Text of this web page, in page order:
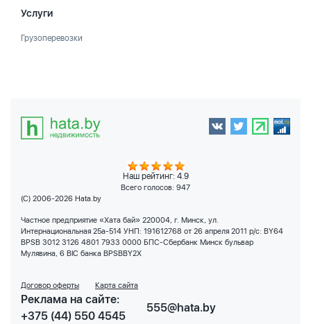
Услуги
Грузоперевозки
Наш рейтинг: 4.9
Всего голосов: 947
(C) 2006-2026 Hata.by
Частное предприятие «Хата бай» 220004, г. Минск, ул.
Интернациональная 25а-514 УНП: 191612768 от 26 апреля 2011 р/с: BY64
BPSB 3012 3126 4801 7933 0000 БПС-Сбербанк Минск бульвар
Мулявина, 6 BIC банка BPSBBY2X
Договор оферты Карта сайта
Реклама на сайте:
+375 (44) 550 4545
555@hata.by